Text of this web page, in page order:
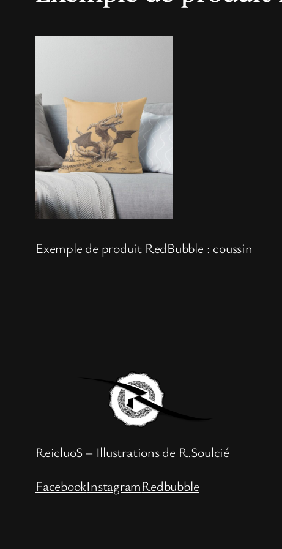
Exemple de produit RedBubble : coussin
ReicluoS – Illustrations de R.Soulcié
FacebookInstagramRedbubble